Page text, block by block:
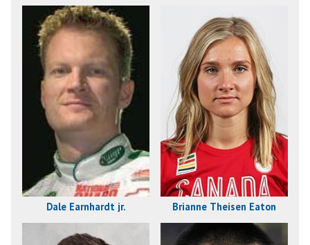
Dale Earnhardt jr. Brianne Theisen Eaton